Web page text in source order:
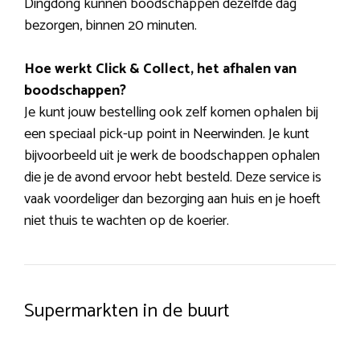
bezorgen, binnen 20 minuten.
Hoe werkt Click & Collect, het afhalen van
boodschappen?
Je kunt jouw bestelling ook zelf komen ophalen bij
een speciaal pick-up point in Neerwinden. Je kunt
bijvoorbeeld uit je werk de boodschappen ophalen
die je de avond ervoor hebt besteld. Deze service is
vaak voordeliger dan bezorging aan huis en je hoeft
niet thuis te wachten op de koerier.
Supermarkten in de buurt